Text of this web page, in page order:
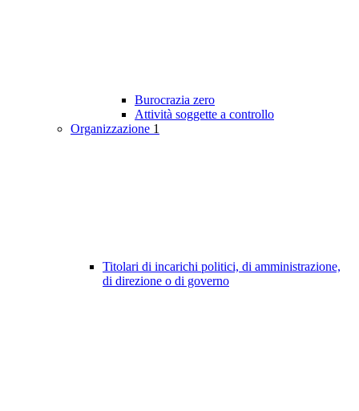
Burocrazia zero
Attività soggette a controllo
Organizzazione 1
Titolari di incarichi politici, di amministrazione,
di direzione o di governo